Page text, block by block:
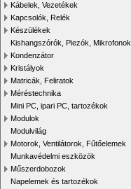
Kábelek, Vezetékek
Kapcsolók, Relék
Készülékek
Kishangszórók, Piezók, Mikrofonok
Kondenzátor
Kristályok
Matricák, Feliratok
Méréstechnika
Mini PC, ipari PC, tartozékok
Modulok
Modulvilág
Motorok, Ventilátorok, Fűtőelemek
Munkavédelmi eszközök
Műszerdobozok
Napelemek és tartozékok